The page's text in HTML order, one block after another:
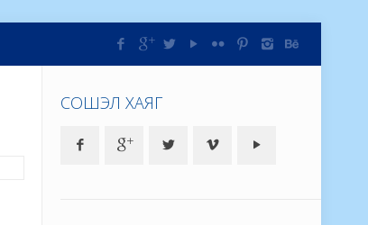
СОШЭЛ ХАЯГ